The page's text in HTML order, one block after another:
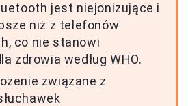
jest niejonizujące i
niż z telefonów
co nie stanowi
zdrowia według WHO.
związane z